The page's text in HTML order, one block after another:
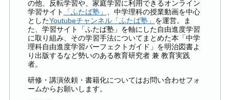
の他、反転学習や、家庭学習に利用できるオンライン
学習サイト
「ふたば塾」 、中学理科の授業動画を中心
としたYoutubeチャンネル「ふたば塾」 を運営。ま
た、学習サイト「ふたば塾」を軸にした自由進度学習
に取り組み、その学習手法についてまとめた本「中学
理科自由進度学習パーフェクトガイド」を明治図書よ
り出版するなど勢いのある教育研究者 兼 教育実践
者。
研修・講演依頼・書籍化についてはお問い合わせフォ
ームからお願いします。